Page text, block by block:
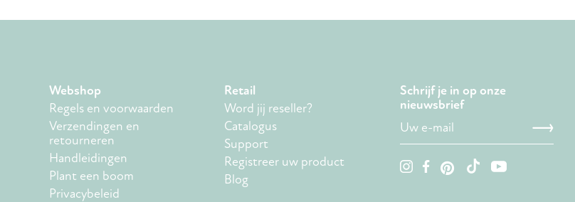
Webshop
Regels en voorwaarden
Verzendingen en
retourneren
Handleidingen
Plant een boom
Privacybeleid
Retail
Word jij reseller?
Catalogus
Support
Registreer uw product
Blog
Schrijf je in op onze
nieuwsbrief